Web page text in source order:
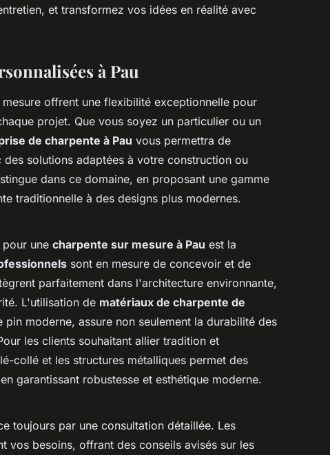
et transformez vos idées en réalité avec
à Pau
mesure offrent une flexibilité exceptionnelle pour
projet. Que vous soyez un particulier ou un
de charpente à Pau vous permettra de
solutions adaptées à votre construction ou
dans ce domaine, en proposant une gamme
traditionnelle à des designs plus modernes.
une charpente sur mesure à Pau est la
sont en mesure de concevoir et de
parfaitement dans l'architecture environnante,
L'utilisation de matériaux de charpente de
moderne, assure non seulement la durabilité des
les clients souhaitant allier tradition et
collé et les structures métalliques permet des
garantissant robustesse et esthétique moderne.
toujours par une consultation détaillée. Les
vos besoins, offrant des conseils avisés sur les